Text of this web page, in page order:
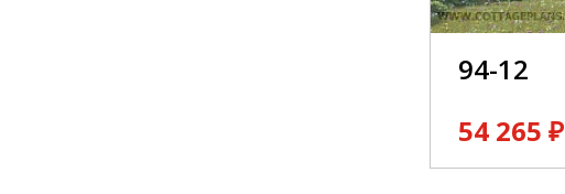
94-12
54 265 ₽